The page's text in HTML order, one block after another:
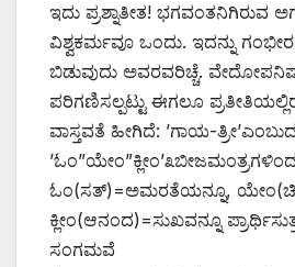
ಇದು ಪ್ರಶ್ನಾತೀತ! ಭಗವಂತನಿಗಿರುವ
ವಿಶ್ವಕರ್ಮವೂ ಒಂದು. ಇದನ್ನು
ಬಿಡುವುದು ಅವರವರಿಚ್ಚೆ.
ಪರಿಗಣಿಸಲ್ಪಟ್ಟು ಈಗಲೂ
ವಾಸ್ತವತೆ ಹೀಗಿದೆ: ’ಗಾಯ-
ಓಂ(ಸತ್)=ಅಮರತೆಯನ್ನೂ,
ಕ್ಲೀಂ(ಆನಂದ)=ಸುಖವನ್ನೂ
ಸಂಗಮವೆ